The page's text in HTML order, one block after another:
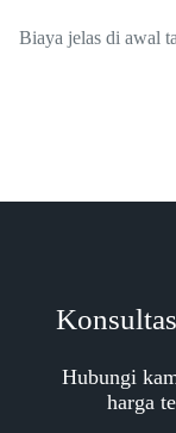
Biaya jelas di awal
Hubungi
harga